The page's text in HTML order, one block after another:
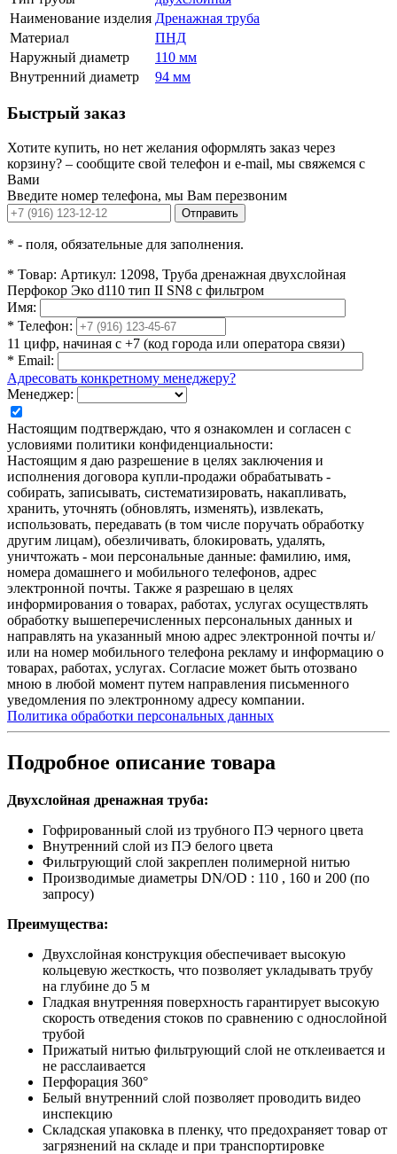
Наименование изделия Дренажная труба
Материал
ПНД
Наружный диаметр
110 мм
Внутренний диаметр
94 мм
Быстрый заказ
Хотите купить, но нет желания оформлять заказ через
корзину? – сообщите свой телефон и e-mail, мы свяжемся с
Вами
Введите номер телефона, мы Вам перезвоним
Отправить
* - поля, обязательные для заполнения.
* Товар: Артикул: 12098, Труба дренажная двухслойная
Перфокор Эко d110 тип II SN8 с фильтром
Имя:
* Телефон:
11 цифр, начиная с +7 (код города или оператора связи)
* Email:
Адресовать конкретному менеджеру?
Менеджер:
Настоящим подтверждаю, что я ознакомлен и согласен с
условиями политики конфиденциальности:
Настоящим я даю разрешение в целях заключения и
исполнения договора купли-продажи обрабатывать -
собирать, записывать, систематизировать, накапливать,
хранить, уточнять (обновлять, изменять), извлекать,
использовать, передавать (в том числе поручать обработку
другим лицам), обезличивать, блокировать, удалять,
уничтожать - мои персональные данные: фамилию, имя,
номера домашнего и мобильного телефонов, адрес
электронной почты. Также я разрешаю в целях
информирования о товарах, работах, услугах осуществлять
обработку вышеперечисленных персональных данных и
направлять на указанный мною адрес электронной почты и/
или на номер мобильного телефона рекламу и информацию о
товарах, работах, услугах. Согласие может быть отозвано
мною в любой момент путем направления письменного
уведомления по электронному адресу компании.
Политика обработки персональных данных
Подробное описание товара
Двухслойная дренажная труба:
Гофрированный слой из трубного ПЭ черного цвета
Внутренний слой из ПЭ белого цвета
Фильтрующий слой закреплен полимерной нитью
Производимые диаметры DN/OD : 110 , 160 и 200 (по
запросу)
Преимущества:
Двухслойная конструкция обеспечивает высокую
кольцевую жесткость, что позволяет укладывать трубу
на глубине до 5 м
Гладкая внутренняя поверхность гарантирует высокую
скорость отведения стоков по сравнению с однослойной
трубой
Прижатый нитью фильтрующий слой не отклеивается и
не расслаивается
Перфорация 360°
Белый внутренний слой позволяет проводить видео
инспекцию
Складская упаковка в пленку, что предохраняет товар от
загрязнений на складе и при транспортировке